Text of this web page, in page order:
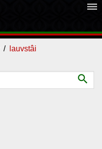
dehaze
lauvstâi
search